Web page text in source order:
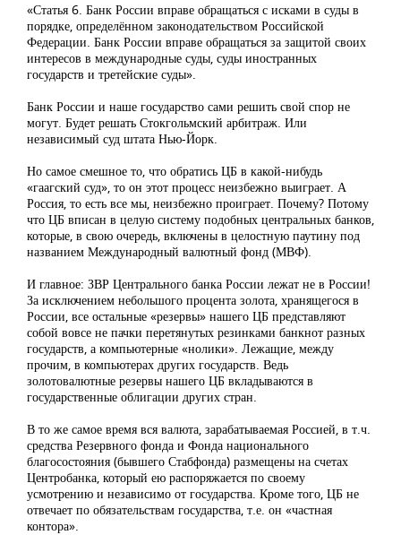
«Статья 6. Банк России вправе обращаться с исками в суды в
порядке, определённом законодательством Российской
Федерации. Банк России вправе обращаться за защитой своих
интересов в международные суды, суды иностранных
государств и третейские суды».
Банк России и наше государство сами решить свой спор не
могут. Будет решать Стокгольмский арбитраж. Или
независимый суд штата Нью-Йорк.
Но самое смешное то, что обратись ЦБ в какой-нибудь
«гаагский суд», то он этот процесс неизбежно выиграет. А
Россия, то есть все мы, неизбежно проиграет. Почему? Потому
что ЦБ вписан в целую систему подобных центральных банков,
которые, в свою очередь, включены в целостную паутину под
названием Международный валютный фонд (МВФ).
И главное: ЗВР Центрального банка России лежат не в России!
За исключением небольшого процента золота, хранящегося в
России, все остальные «резервы» нашего ЦБ представляют
собой вовсе не пачки перетянутых резинками банкнот разных
государств, а компьютерные «нолики». Лежащие, между
прочим, в компьютерах других государств. Ведь
золотовалютные резервы нашего ЦБ вкладываются в
государственные облигации других стран.
В то же самое время вся валюта, зарабатываемая Россией, в т.ч.
средства Резервного фонда и Фонда национального
благосостояния (бывшего Стабфонда) размещены на счетах
Центробанка, который ею распоряжается по своему
усмотрению и независимо от государства. Кроме того, ЦБ не
отвечает по обязательствам государства, т.е. он «частная
контора».